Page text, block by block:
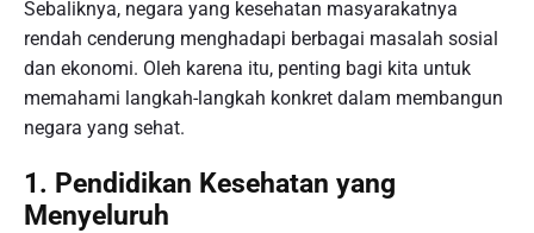
Sebaliknya, negara yang kesehatan masyarakatnya
rendah cenderung menghadapi berbagai masalah sosial
dan ekonomi. Oleh karena itu, penting bagi kita untuk
memahami langkah-langkah konkret dalam membangun
negara yang sehat.
1. Pendidikan Kesehatan yang
Menyeluruh